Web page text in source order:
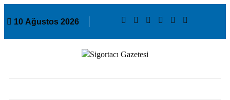
10 Ağustos 2026